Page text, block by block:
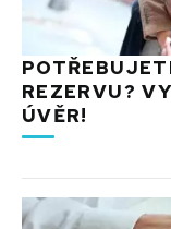
REZERVU?
ÚVĚR!